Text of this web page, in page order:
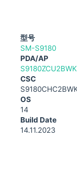
型号
SM-S9180
PDA/AP
CSC
OS
14
Build Date
14.11.2023